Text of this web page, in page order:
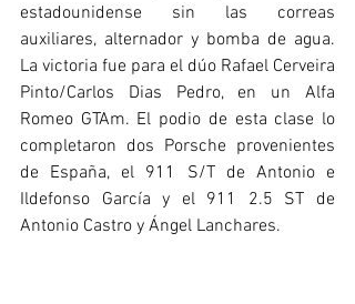
estadounidense sin las correas
auxiliares, alternador y bomba de agua.
La victoria fue para el dúo Rafael Cerveira
Pinto/Carlos Dias Pedro, en un Alfa
Romeo GTAm. El podio de esta clase lo
completaron dos Porsche provenientes
de España, el 911 S/T de Antonio e
Ildefonso García y el 911 2.5 ST de
Antonio Castro y Ángel Lanchares.